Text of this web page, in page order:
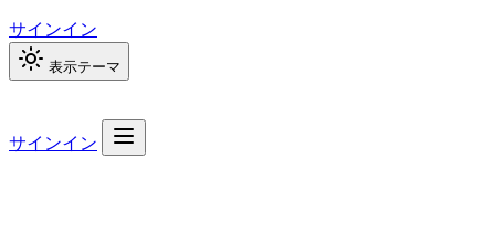
サインイン
表示テーマ
サインイン